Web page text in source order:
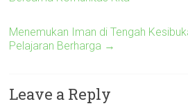
Menemukan Iman di Tengah
Pelajaran Berharga →
Leave a Reply